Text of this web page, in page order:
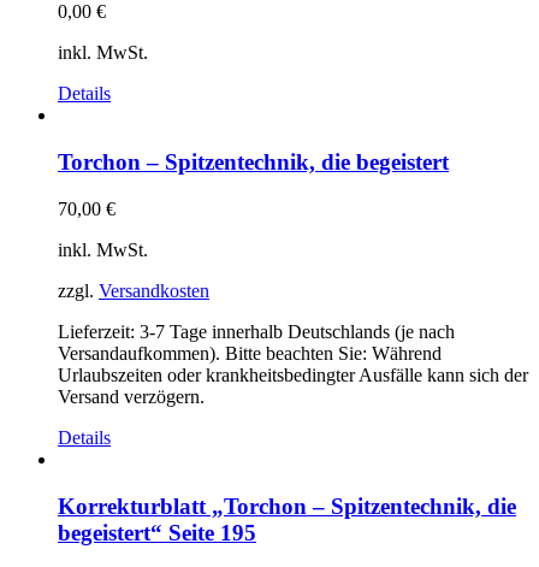
0,00 €
inkl. MwSt.
Details
Torchon – Spitzentechnik, die begeistert
70,00 €
inkl. MwSt.
zzgl. Versandkosten
Lieferzeit: 3-7 Tage innerhalb Deutschlands (je nach
Versandaufkommen). Bitte beachten Sie: Während
Urlaubszeiten oder krankheitsbedingter Ausfälle kann sich der
Versand verzögern.
Details
Korrekturblatt „Torchon – Spitzentechnik, die
begeistert“ Seite 195